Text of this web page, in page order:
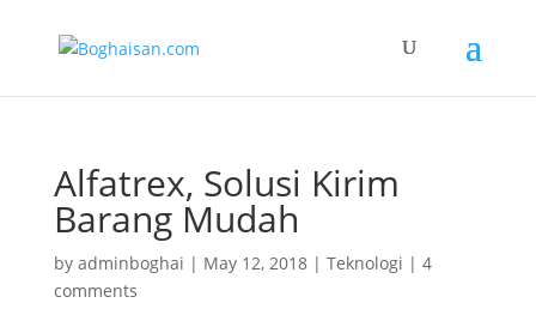
Alfatrex, Solusi Kirim
Barang Mudah
by adminboghai | May 12, 2018| Teknologi | 4
comments